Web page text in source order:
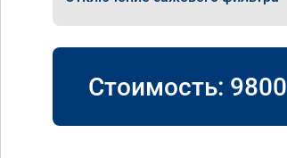
Стоимость: 9800